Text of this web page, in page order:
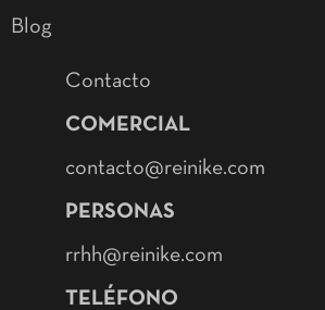
Blog
Contacto
COMERCIAL
contacto@reinike.com
PERSONAS
rrhh@reinike.com
TELÉFONO